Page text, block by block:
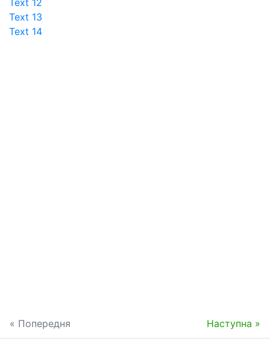
Text 12
Text 13
Text 14
« Попередня Наступна »